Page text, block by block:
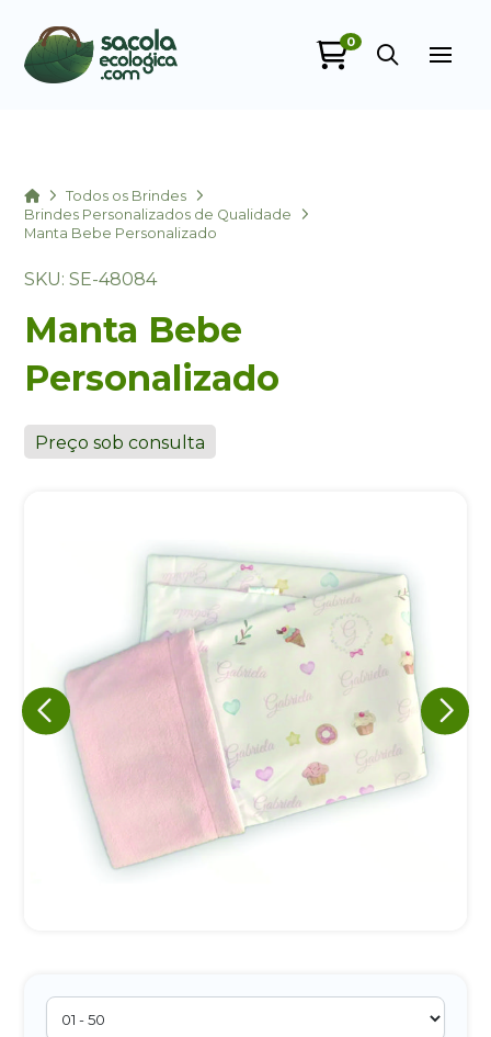
0
HomeTodos os Brindes
Brindes Personalizados de Qualidade
Manta Bebe Personalizado
SKU: SE-48084
Manta Bebe
Personalizado
Preço sob consulta
Eu concordo em receber comunicações.
A nossa empresa está comprometida a proteger e respeitar
sua privacidade, utilizaremos seus dados apenas para fins
de marketing. Você pode alterar suas preferências a
qualquer momento.
Iniciar conversa